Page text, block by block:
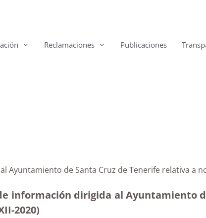
Reclamaciones Publicaciones
Ayuntamiento de Santa Cruz de Tenerife relativa a
información dirigida al Ayuntamiento
2020)